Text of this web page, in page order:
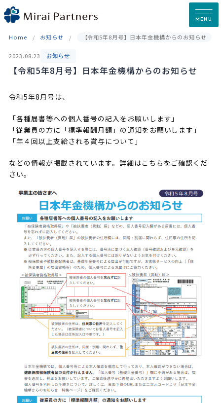
Skip
to
MENU
Home お知らせ 【令和5年8月号】日本年金機構からのお知らせ
2023.08.23 お知らせ
【令和5年8月号】日本年金機構からのお知らせ
令和5年8月号は、
「各種届書等への個⼈番号の記⼊をお願いします」
「従業員の⽅に「標準報酬⽉額」の通知をお願いします」
「年４回以上⽀給される賞与について」
などの情報が掲載されています。詳細はこちらをご確認くだ
さい。